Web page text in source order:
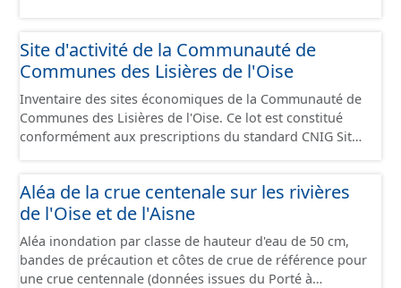
conformément aux prescriptions du standard CNIG Sites
Économiques. Ce lot ne contient pas la référence aux
delà des prescriptions du CNIG se limitant aux SCI.
Site d'activité de la Communauté de
Communes des Lisières de l'Oise
Inventaire des sites économiques de la Communauté de
Communes des Lisières de l'Oise. Ce lot est constitué
conformément aux prescriptions du standard CNIG Sites
Aléa de la crue centenale sur les rivières
de l'Oise et de l'Aisne
Aléa inondation par classe de hauteur d'eau de 50 cm,
bandes de précaution et côtes de crue de référence pour
une crue centennale (données issues du Porté à